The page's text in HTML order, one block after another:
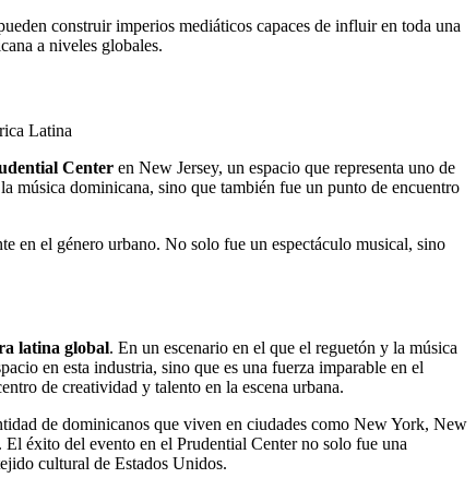
construir imperios mediáticos capaces de influir en toda una
a niveles globales.
Center en New Jersey, un espacio que representa uno de
música dominicana, sino que también fue un punto de encuentro
en el género urbano. No solo fue un espectáculo musical, sino
latina global. En un escenario en el que el reguetón y la música
en esta industria, sino que es una fuerza imparable en el
de creatividad y talento en la escena urbana.
de dominicanos que viven en ciudades como New York, New
éxito del evento en el Prudential Center no solo fue una
cultural de Estados Unidos.